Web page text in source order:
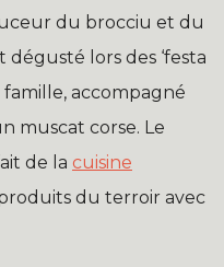
du brocciu et du
dégusté lors des ‘festa
famille, accompagné
muscat corse. Le
de la cuisine
du terroir avec